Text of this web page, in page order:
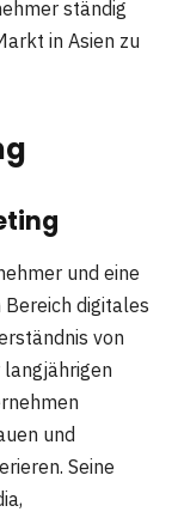
ständig
in Asien zu
und eine
digitales
von
und
Seine